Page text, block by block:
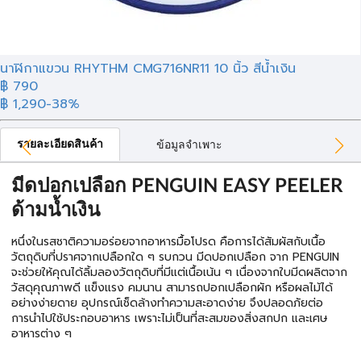
นาฬิกาแขวน RHYTHM CMG716NR11 10 นิ้ว สีน้ำเงิน
฿ 790
฿ 1,290-38%
รายละเอียดสินค้า ข้อมูลจำเพาะ
มีดปอกเปลือก PENGUIN EASY PEELER
ด้ามน้ำเงิน
หนึ่งในรสชาติความอร่อยจากอาหารมื้อโปรด คือการได้สัมผัสกับเนื้อ
วัตถุดิบที่ปราศจากเปลือกใด ๆ รบกวน มีดปอกเปลือก จาก PENGUIN
จะช่วยให้คุณได้ลิ้มลองวัตถุดิบที่มีแต่เนื้อเน้น ๆ เนื่องจากใบมีดผลิตจาก
วัสดุคุณภาพดี แข็งแรง คมนาน สามารถปอกเปลือกผัก หรือผลไม้ได้
อย่างง่ายดาย อุปกรณ์เช็ดล้างทำความสะอาดง่าย จึงปลอดภัยต่อ
การนำไปใช้ประกอบอาหาร เพราะไม่เป็นที่สะสมของสิ่งสกปก และเศษ
อาหารต่าง ๆ